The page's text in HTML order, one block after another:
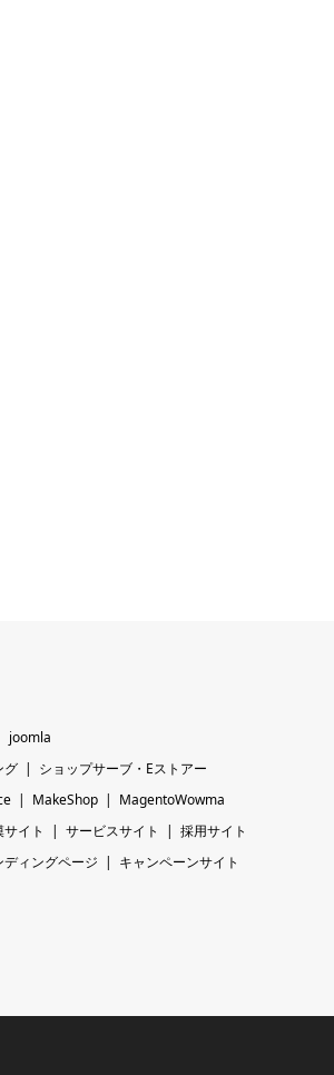
joomla
グ
ショップサーブ・Eストアー
MakeShop
MagentoWowma
イト サービスサイト
採用サイト
ディングページ
キャンペーンサイト